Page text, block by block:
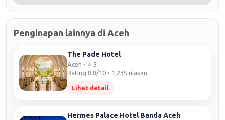
Penginapan lainnya di Aceh
The Pade Hotel
Aceh • ⭐ 5
Rating 8.8/10 • 1,235 ulasan
Lihat detail
Hermes Palace Hotel Banda Aceh